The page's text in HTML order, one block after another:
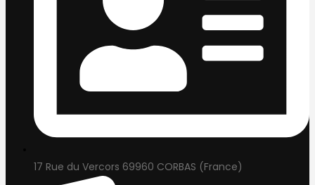
17 Rue du Vercors 69960 CORBAS (France)